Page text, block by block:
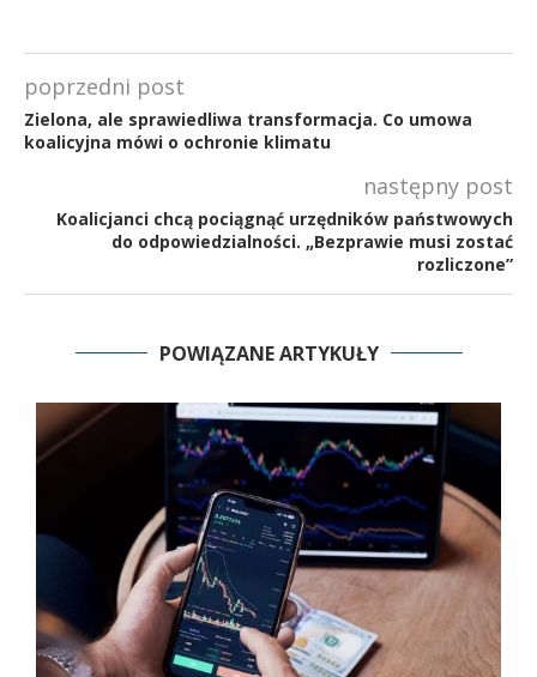
poprzedni post
Zielona, ale sprawiedliwa transformacja. Co umowa
koalicyjna mówi o ochronie klimatu
następny post
Koalicjanci chcą pociągnąć urzędników państwowych
do odpowiedzialności. „Bezprawie musi zostać
rozliczone”
POWIĄZANE ARTYKUŁY